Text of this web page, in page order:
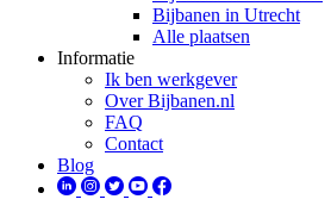
Bijbanen in Utrecht
Alle plaatsen
Informatie
Ik ben werkgever
Over Bijbanen.nl
FAQ
Contact
Blog